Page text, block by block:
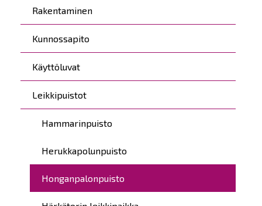
Rakentaminen
Kunnossapito
Käyttöluvat
Leikkipuistot
Hammarinpuisto
Herukkapolunpuisto
Honganpalonpuisto